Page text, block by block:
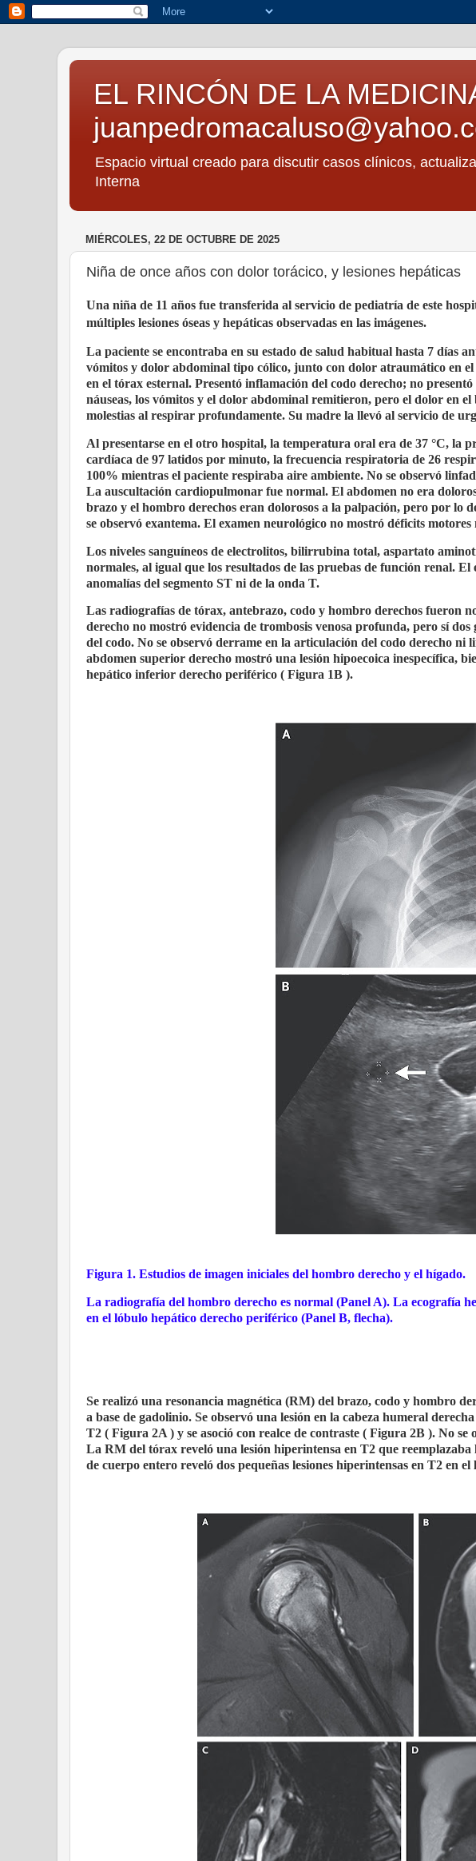
EL RINCÓN DE LA
Espacio virtual creado para discutir casos clínicos,
Interna
MIÉRCOLES, 22 DE OCTUBRE DE 2025
Niña de once años con dolor torácico, y lesiones hepáticas
Una niña de 11 años fue transferida al servicio de pediatría de este
múltiples lesiones óseas y hepáticas observadas en las imágenes.
La paciente se encontraba en su estado de salud habitual hasta 7 días
vómitos y dolor abdominal tipo cólico, junto con dolor atraumático en
en el tórax esternal. Presentó inflamación del codo derecho; no
náuseas, los vómitos y el dolor abdominal remitieron, pero el dolor en
molestias al respirar profundamente. Su madre la llevó al servicio de
Al presentarse en el otro hospital, la temperatura oral era de 37 °C, la
cardíaca de 97 latidos por minuto, la frecuencia respiratoria de 26
100% mientras el paciente respiraba aire ambiente. No se observó
La auscultación cardiopulmonar fue normal. El abdomen no era
brazo y el hombro derechos eran dolorosos a la palpación, pero por lo
se observó exantema. El examen neurológico no mostró déficits motores
Los niveles sanguíneos de electrolitos, bilirrubina total, aspartato
normales, al igual que los resultados de las pruebas de función renal.
anomalías del segmento ST ni de la onda T.
Las radiografías de tórax, antebrazo, codo y hombro derechos fueron
derecho no mostró evidencia de trombosis venosa profunda, pero sí
del codo. No se observó derrame en la articulación del codo derecho
abdomen superior derecho mostró una lesión hipoecoica inespecífica,
hepático inferior derecho periférico ( Figura 1B ).
Figura 1. Estudios de imagen iniciales del hombro derecho y el hígado.
La radiografía del hombro derecho es normal (Panel A). La ecografía
en el lóbulo hepático derecho periférico (Panel B, flecha).
Se realizó una resonancia magnética (RM) del brazo, codo y hombro
a base de gadolinio. Se observó una lesión en la cabeza humeral
T2 ( Figura 2A ) y se asoció con realce de contraste ( Figura 2B ). No se
La RM del tórax reveló una lesión hiperintensa en T2 que
de cuerpo entero reveló dos pequeñas lesiones hiperintensas en T2 en